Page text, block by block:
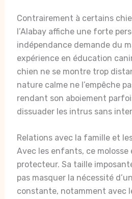
Contrairement à certains
l’Alabay affiche une forte
indépendance demande du
expérience en éducation
chien ne se montre trop
nature calme ne l’empêche
rendant son aboiement
dissuader les intrus sans
Relations avec la famille et
Avec les enfants, ce
protecteur. Sa taille
pas masquer la nécessité
constante, notamment avec